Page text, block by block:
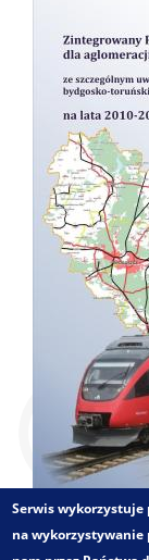
Zakres
Badania
Serwis wykorzystuje
na